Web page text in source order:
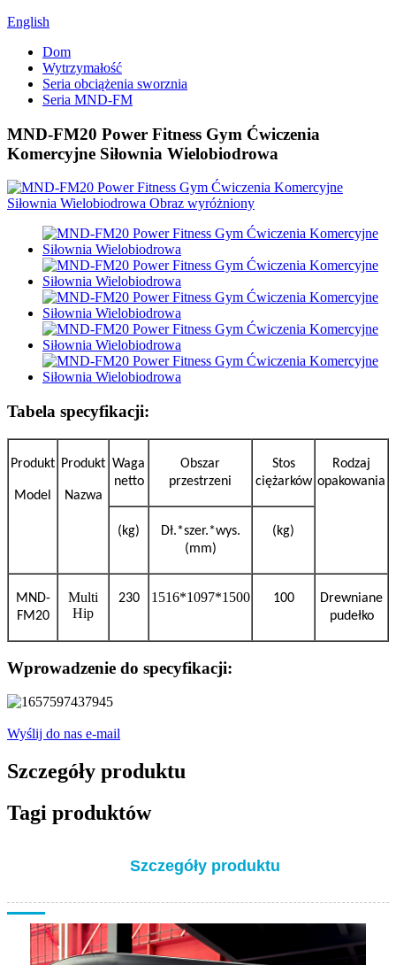
English
Dom
Wytrzymałość
Seria obciążenia sworznia
Seria MND-FM
MND-FM20 Power Fitness Gym Ćwiczenia
Komercyjne Siłownia Wielobiodrowa
Tabela specyfikacji:
Produkt
Model
Produkt
Nazwa
Waga
netto
Obszar
przestrzeni
Stos
ciężarków
Rodzaj
opakowania
(kg)
Dł.*szer.*wys.
(mm)
(kg)
MND-
FM20
Multi
Hip
230 1516*1097*1500 100
Drewniane
pudełko
Wprowadzenie do specyfikacji:
Wyślij do nas e-mail
Szczegóły produktu
Tagi produktów
Szczegóły produktu